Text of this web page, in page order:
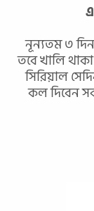
নূন্যতম ৩
তবে খালি থাকা
সিরিয়াল
কল দিবেন